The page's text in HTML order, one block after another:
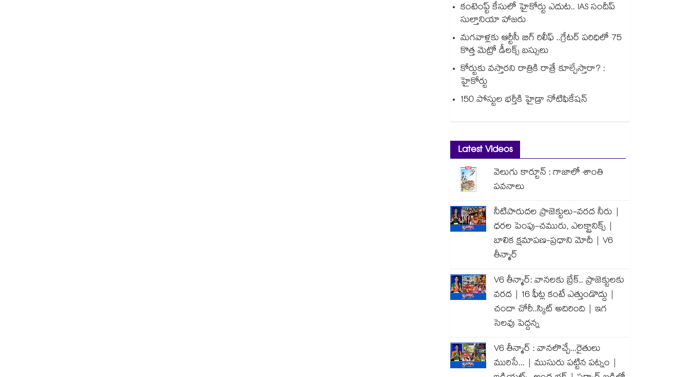
కంటెంప్ట్ కేసులో హైకోర్టు ఎదుట.. IAS సందీప్
సుల్తానియా హాజరు
మగవాళ్లకు ఆర్టీసీ బిగ్ రిలీఫ్ ..గ్రేటర్ పరిధిలో 75
కొత్త మెట్రో డీలక్స్ బస్సులు
కోర్టుకు వస్తారని రాత్రికి రాత్రే కూల్చేస్తారా? :
హైకోర్టు
150 పోస్టుల భర్తీకి హైడ్రా నోటిఫికేషన్
Latest Videos
వెలుగు కార్టూన్ : గాజాలో శాంతి
పవనాలు
నీటిపారుదల ప్రాజెక్టులు-వరద నీరు |
ధరల పెంపు-చమురు, ఎలక్ట్రానిక్స్ |
బాలిక క్షమాపణ-ప్రధాని మోదీ | V6
తీన్మార్
V6 తీన్మార్: వానలకు బ్రేక్.. ప్రాజెక్టులకు
వరద | 16 ఫీట్ల కంటే ఎత్తుండొద్దు |
చందా చోరీ..స్కిట్ అదిరింది | ఇగ
సెలవు పెద్దన్న
V6 తీన్మార్ : వానలొచ్చే...రైతులు
మురిసే... | ముసురు పట్టిన పట్నం |